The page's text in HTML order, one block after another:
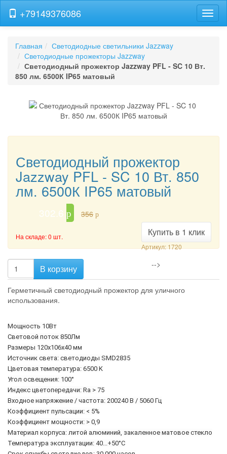
+79149376086
Главная
Светодиодные светильники Jazzway
Светодиодные прожекторы Jazzway
Светодиодный прожектор Jazzway PFL - SC 10 Вт.
850 лм. 6500К IP65 матовый
Светодиодный прожектор
Jazzway PFL - SC 10 Вт. 850
лм. 6500К IP65 матовый
302.6 p 356 p
Купить в 1 клик
Артикул: 1720
На складе: 0 шт.
В корзину -->
Герметичный светодиодный прожектор для уличного
использования.
Мощность 10Вт
Световой поток 850Лм
Размеры 120х106х40 мм
Источник света: светодиоды SMD2835
Цветовая температура: 6500 K
Угол освещения: 100°
Индекс цветопередачи: Ra > 75
Входное напряжение / частота: 200240 В / 5060 Гц
Коэффициент пульсации: < 5%
Коэффициент мощности: > 0,9
Материал корпуса: литой алюминий, закаленное матовое стекло
Температура эксплуатации: 40...+50°С